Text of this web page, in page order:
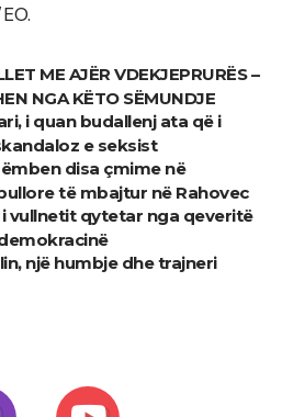
ME AJËR VDEKJEPRURËS –
NGA KËTO SËMUNDJE
i quan budallenj ata që i
e seksist
disa çmime në
të mbajtur në Rahovec
i vullnetit qytetar nga qeveritë
një humbje dhe trajneri